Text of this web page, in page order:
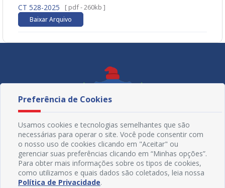
CT 528-2025
[ pdf - 260kb ]
Baixar Arquivo
Preferência de Cookies
Usamos cookies e tecnologias semelhantes que são
necessárias para operar o site. Você pode consentir com
o nosso uso de cookies clicando em "Aceitar" ou
gerenciar suas preferências clicando em “Minhas opções”.
Para obter mais informações sobre os tipos de cookies,
como utilizamos e quais dados são coletados, leia nossa
Política de Privacidade.